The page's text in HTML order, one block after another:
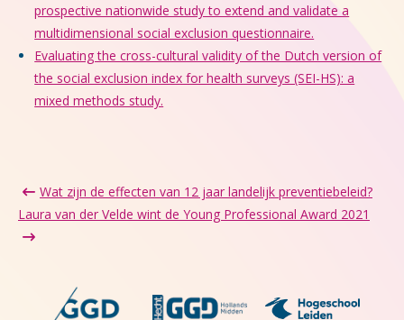
prospective nationwide study to extend and validate a
multidimensional social exclusion questionnaire.
Evaluating the cross-cultural validity of the Dutch version of
the social exclusion index for health surveys (SEI-HS): a
mixed methods study.
Wat zijn de effecten van 12 jaar landelijk preventiebeleid?
Laura van der Velde wint de Young Professional Award 2021